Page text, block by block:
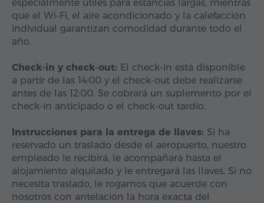
especialmente útiles para estancias largas, mientras
que el Wi-Fi, el aire acondicionado y la calefacción
individual garantizan comodidad durante todo el
año.
Check-in y check-out: El check-in está disponible
a partir de las 14:00 y el check-out debe realizarse
antes de las 12:00. Se cobrará un suplemento por el
check-in anticipado o el check-out tardío.
Instrucciones para la entrega de llaves: Si ha
reservado un traslado desde el aeropuerto, nuestro
empleado le recibirá, le acompañará hasta el
alojamiento alquilado y le entregará las llaves. Si no
necesita traslado, le rogamos que acuerde con
nosotros con antelación la hora exacta del